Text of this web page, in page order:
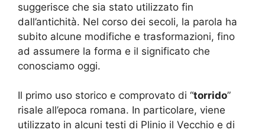
suggerisce che sia stato utilizzato fin
dall’antichità. Nel corso dei secoli, la parola ha
subito alcune modifiche e trasformazioni, fino
ad assumere la forma e il significato che
conosciamo oggi.
Il primo uso storico e comprovato di “torrido”
risale all’epoca romana. In particolare, viene
utilizzato in alcuni testi di Plinio il Vecchio e di